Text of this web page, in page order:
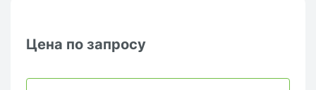
Цена по запросу